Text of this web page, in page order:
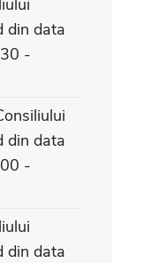
din data
-
din data
-
din data